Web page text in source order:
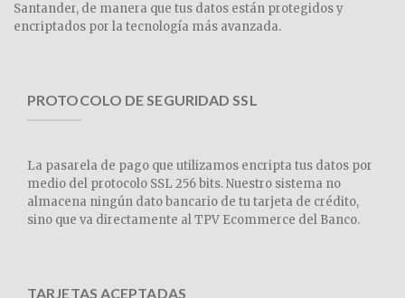
Santander, de manera que tus datos están protegidos y
encriptados por la tecnología más avanzada.
PROTOCOLO DE SEGURIDAD SSL
La pasarela de pago que utilizamos encripta tus datos por
medio del protocolo SSL 256 bits. Nuestro sistema no
almacena ningún dato bancario de tu tarjeta de crédito,
sino que va directamente al TPV Ecommerce del Banco.
TARJETAS ACEPTADAS